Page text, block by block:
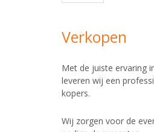
Verkopen
Met de juiste ervaring
leveren wij een
kopers.
Wij zorgen voor de